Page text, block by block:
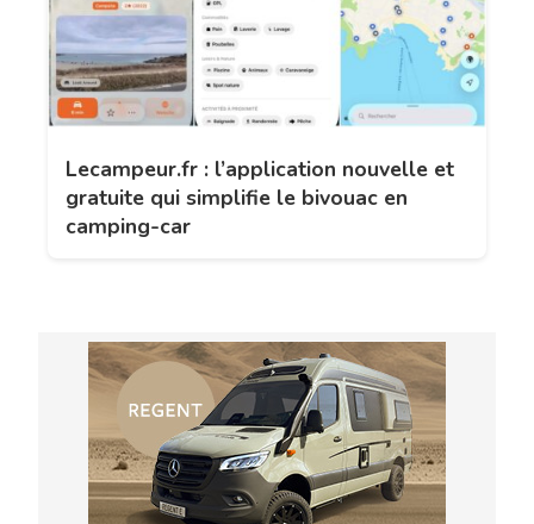
Lecampeur.fr : l’application nouvelle et
gratuite qui simplifie le bivouac en
camping-car